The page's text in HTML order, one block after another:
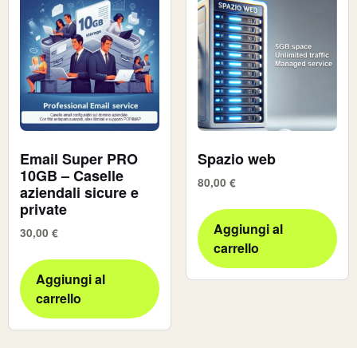
Email Super PRO
10GB – Caselle
aziendali sicure e
private
30,00 €
Aggiungi al
carrello
Spazio web
80,00 €
Aggiungi al
carrello